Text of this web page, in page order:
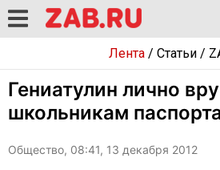
Лента/ Статьи/
Гениатулин лично
школьникам
Общество, 08:41, 13 декабря 2012